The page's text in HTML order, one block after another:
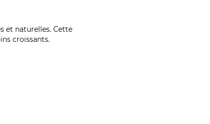
et naturelles. Cette
croissants.